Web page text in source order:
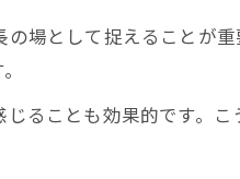
場として捉えることが重
ることも効果的です。こ